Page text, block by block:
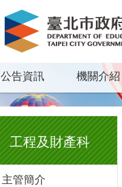
公告資訊 機關介紹
工程及財產科
主管簡介